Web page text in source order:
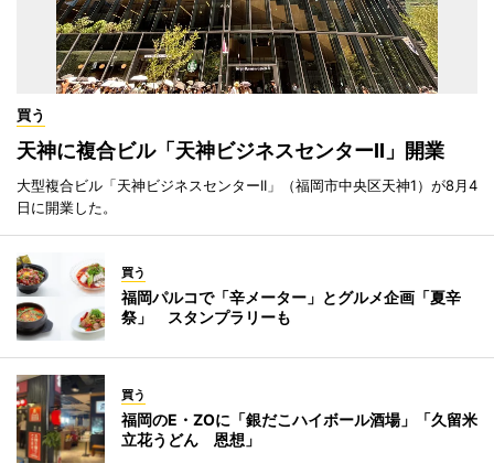
買う
天神に複合ビル「天神ビジネスセンターII」開業
大型複合ビル「天神ビジネスセンターII」（福岡市中央区天神1）が8月4
日に開業した。
買う
福岡パルコで「辛メーター」とグルメ企画「夏辛
祭」 スタンプラリーも
買う
福岡のE・ZOに「銀だこハイボール酒場」「久留米
立花うどん 恩想」